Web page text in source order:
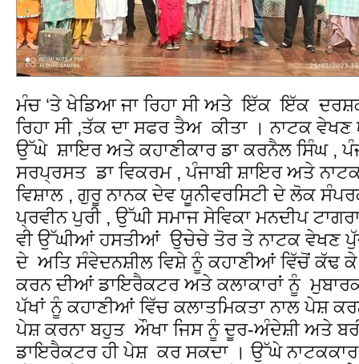
ਮੰਚ ‘ਤੇ ਖੇਡਿਆ ਜਾ ਰਿਹਾ ਸੀ ਅਤੇ ਇੱਕ ਇੱਕ
ਰਿਹਾ ਸੀ ,ਤੱਕ ਦਾ ਸਫਰ ਤੈਅ ਕੀਤਾ । ਨਾਟਕ
ਉੱਘੇ ਸ਼ਾਇਰ ਅਤੇ ਕਹਾਣੀਕਾਰ ਡਾ ਕਰਨੈਲ ਸਿੰਘ ,
ਸਰਪ੍ਰਸਤ ਡਾ ਵਿਕਰਮ , ਪੰਜਾਬੀ ਸ਼ਾਇਰ ਅਤੇ
ਵਿਸ਼ਾਲ , ਗੁਰੂ ਨਾਨਕ ਦੇਵ ਯੂਨੀਵਰਸਿਟੀ ਦੇ ਲੋਕ
ਪ੍ਰਵੀਨ ਪੁਰੀ , ਉੱਘੀ ਸਮਾਜ ਸੇਵਿਕਾ ਮਨਦੀਪ
ਵੀ ਉੱਘੀਆਂ ਹਸਤੀਆਂ ਉਚੇਚੇ ਤੋਰ ਤੇ ਨਾਟਕ ਵੇਖਣ
ਦੇ ਅਤਿ ਸੰਵੇਦਨਸ਼ੀਲ ਵਿਸ਼ੇ ਨੂੰ ਕਹਾਣੀਆਂ ਵਿੱਚੋਂ ਕੱਢ
ਕਰਨ ਦੀਆਂ ਡਾਇਰੈਕਟਰ ਅਤੇ ਕਲਾਕਾਰਾਂ ਨੂੰ
ਪੱਖਾਂ ਨੂੰ ਕਹਾਣੀਆਂ ਵਿੱਚ ਕਲਾਤਮਿਕਤਾ ਨਾਲ ਪੇਸ਼
ਪੇਸ਼ ਕਰਨਾ ਬਹੁਤ ਔਖਾ ਜਿਸ ਨੂੰ ਦੂਰ-ਅੰਦੇਸ਼ੀ ਅਤੇ
ਡਾਇਰੈਕਟਰ ਹੀ ਪੇਸ਼ ਕਰ ਸਕਦਾ । ਉੱਘੇ